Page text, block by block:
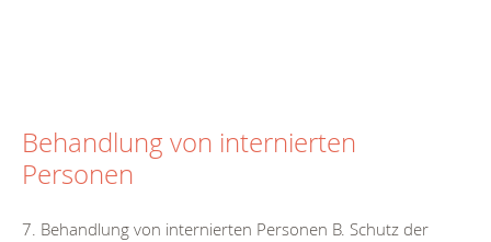
Behandlung von internierten
Personen
7. Behandlung von internierten Personen B. Schutz der